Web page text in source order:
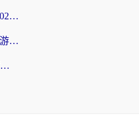
斧牛和biubiu好用吗？海外党2026亲测回国加速器指南，附番茄加速器深度体验
海外党选回国加速器：雷神手游和洞见哪个好？附iPhone免费VPN推荐及ChickCNUfunR实测
海外党必看：稳定的VPN推荐及回国加速器选择全攻略——告别地域限制，轻松刷国内资源